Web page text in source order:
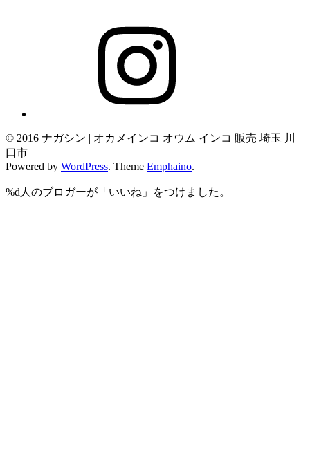
© 2016 ナガシン | オカメインコ オウム インコ 販売 埼玉 川
口市
Powered by WordPress. Theme Emphaino.
%d 人のブロガーが「いいね」をつけました。